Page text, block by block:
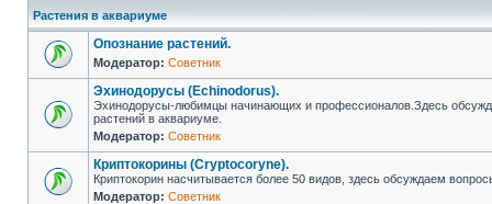
Растения в аквариуме
Опознание растений.
Модератор: Советник
Эхинодорусы (Echinodorus).
Эхинодорусы-любимцы начинающих и профессионалов.Здесь
растений в аквариуме.
Модератор: Советник
Криптокорины (Cryptocoryne).
Криптокорин насчитывается более 50 видов, здесь обсуждаем
Модератор: Советник